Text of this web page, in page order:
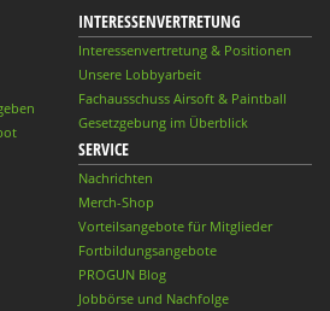
INTERESSENVERTRETUNG
Interessenvertretung & Positionen
Unsere Lobbyarbeit
Fachausschuss Airsoft & Paintball
Gesetzgebung im Überblick
SERVICE
Nachrichten
Merch-Shop
Vorteilsangebote für Mitglieder
Fortbildungsangebote
PROGUN Blog
Jobbörse und Nachfolge